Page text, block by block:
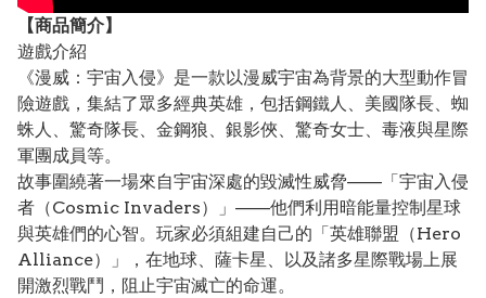
【商品簡介】
遊戲介紹
《漫威：宇宙入侵》是一款以漫威宇宙為背景的大型動作冒
險遊戲，集結了眾多經典英雄，包括鋼鐵人、美國隊長、蜘
蛛人、驚奇隊長、金鋼狼、銀影俠、驚奇女士、毒液與星際
軍團成員等。
故事圍繞著一場來自宇宙深處的毀滅性威脅——「宇宙入侵
者（Cosmic Invaders）」——他們利用暗能量控制星球
與英雄們的心智。玩家必須組建自己的「英雄聯盟（Hero
Alliance）」，在地球、薩卡星、以及諸多星際戰場上展
開激烈戰鬥，阻止宇宙滅亡的命運。